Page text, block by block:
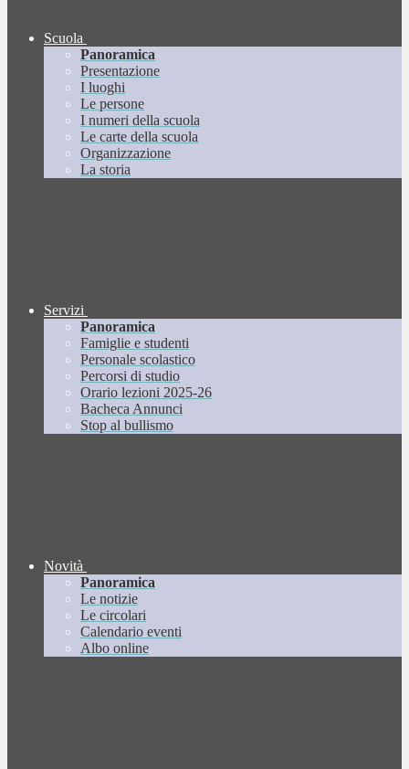
Scuola
Panoramica
Presentazione
I luoghi
Le persone
I numeri della scuola
Le carte della scuola
Organizzazione
La storia
Servizi
Panoramica
Famiglie e studenti
Personale scolastico
Percorsi di studio
Orario lezioni 2025-26
Bacheca Annunci
Stop al bullismo
Novità
Panoramica
Le notizie
Le circolari
Calendario eventi
Albo online